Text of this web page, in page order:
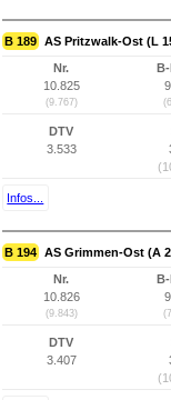
B 189 AS Pritzwalk-Ost (L
Nr.
10.825
(9.767)
DTV
3.533
Infos...
B 194 AS Grimmen-Ost (A
Nr.
10.826
(9.843)
DTV
3.407